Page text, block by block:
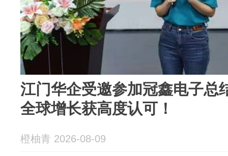
江门华企受邀参加冠鑫电子总
全球增长获高度认可！
橙柚青 2026-08-09